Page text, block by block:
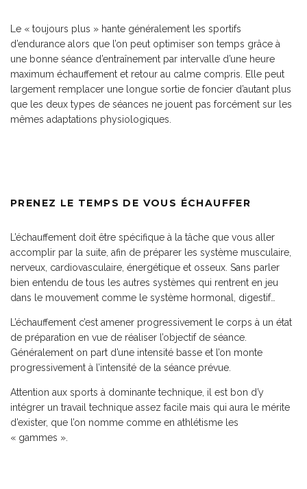
Le « toujours plus » hante généralement les sportifs
d’endurance alors que l’on peut optimiser son temps grâce à
une bonne séance d’entraînement par intervalle d’une heure
maximum échauffement et retour au calme compris. Elle peut
largement remplacer une longue sortie de foncier d’autant plus
que les deux types de séances ne jouent pas forcément sur les
mêmes adaptations physiologiques.
PRENEZ LE TEMPS DE VOUS ÉCHAUFFER
L’échauffement doit être spécifique à la tâche que vous aller
accomplir par la suite, afin de préparer les système musculaire,
nerveux, cardiovasculaire, énergétique et osseux. Sans parler
bien entendu de tous les autres systèmes qui rentrent en jeu
dans le mouvement comme le système hormonal, digestif…
L’échauffement c’est amener progressivement le corps à un état
de préparation en vue de réaliser l’objectif de séance.
Généralement on part d’une intensité basse et l’on monte
progressivement à l’intensité de la séance prévue.
Attention aux sports à dominante technique, il est bon d’y
intégrer un travail technique assez facile mais qui aura le mérite
d’exister, que l’on nomme comme en athlétisme les
« gammes ».